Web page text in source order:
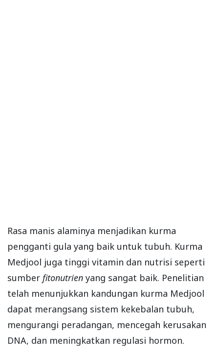
Rasa manis alaminya menjadikan kurma
pengganti gula yang baik untuk tubuh. Kurma
Medjool juga tinggi vitamin dan nutrisi seperti
sumber fitonutrien yang sangat baik. Penelitian
telah menunjukkan kandungan kurma Medjool
dapat merangsang sistem kekebalan tubuh,
mengurangi peradangan, mencegah kerusakan
DNA, dan meningkatkan regulasi hormon.